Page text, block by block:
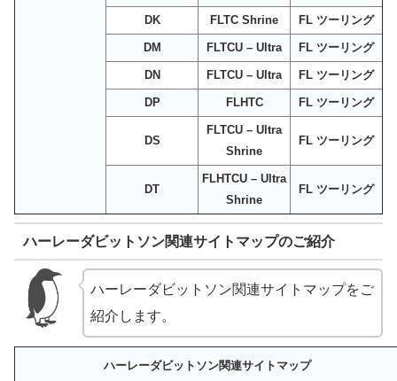
DK FLTC Shrine FL ツーリング
DM FLTCU – Ultra FL ツーリング
DN FLTCU – Ultra FL ツーリング
DP FLHTC FL ツーリング
DS
FLTCU – Ultra
Shrine
FL ツーリング
DT
FLHTCU – Ultra
Shrine
FL ツーリング
ハーレーダビットソン関連サイトマップのご紹介
ハーレーダビットソン関連サイトマップをご
紹介します。
ハーレーダビットソン関連サイトマップ